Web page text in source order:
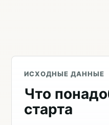
ИСХОДНЫЕ ДАННЫЕ
Что
старта